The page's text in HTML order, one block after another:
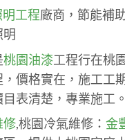
工程廠商，節能補
桃園油漆工程行在桃
，價格實在，施工工
表清楚，專業施工。
修,桃園冷氣維修： 金